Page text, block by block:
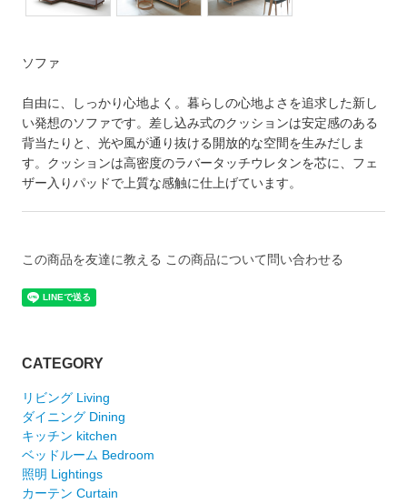
ソファ
自由に、しっかり心地よく。暮らしの心地よさを追求した新し
い発想のソファです。差し込み式のクッションは安定感のある
背当たりと、光や風が通り抜ける開放的な空間を生みだしま
す。クッションは高密度のラバータッチウレタンを芯に、フェ
ザー入りパッドで上質な感触に仕上げています。
この商品を友達に教える この商品について問い合わせる
CATEGORY
リビング Living
ダイニング Dining
キッチン kitchen
ベッドルーム Bedroom
照明 Lightings
カーテン Curtain